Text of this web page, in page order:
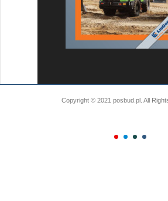
Copyright © 2021 posbud.pl. All